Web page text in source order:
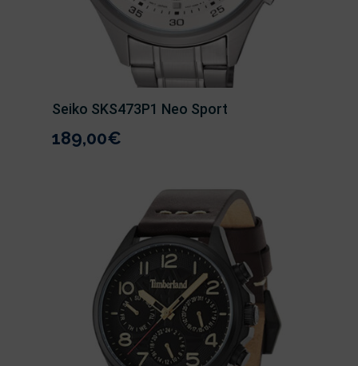
Seiko SKS473P1 Neo Sport
189,00€